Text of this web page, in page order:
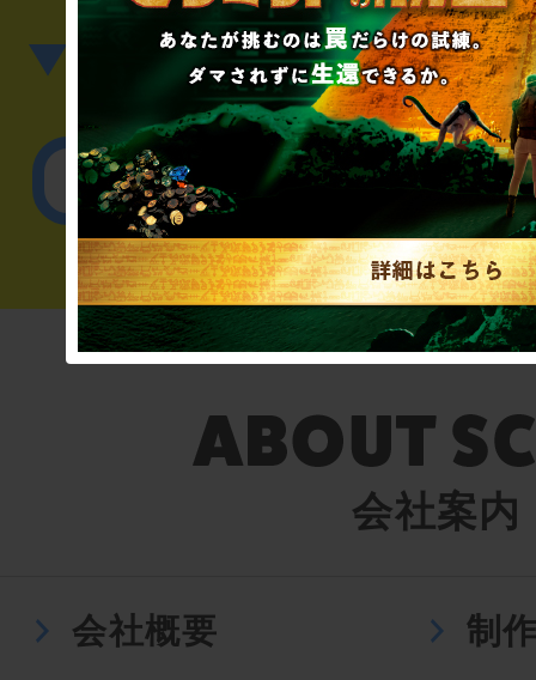
▼英語、中国語でのお問
English／
会社案内
会社概要 制